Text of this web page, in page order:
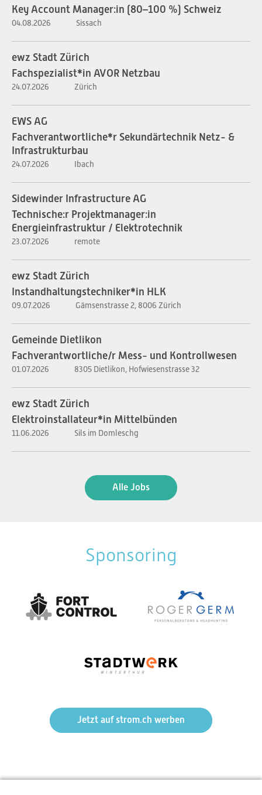
Key Account Manager:in (80–100 %) Schweiz
04.08.2026 Sissach
ewz Stadt Zürich
Fachspezialist*in AVOR Netzbau
24.07.2026 Zürich
EWS AG
Fachverantwortliche*r Sekundärtechnik Netz- &
Infrastrukturbau
24.07.2026 Ibach
Sidewinder Infrastructure AG
Technische:r Projektmanager:in
Energieinfrastruktur / Elektrotechnik
23.07.2026 remote
ewz Stadt Zürich
Instandhaltungstechniker*in HLK
09.07.2026 Gämsenstrasse 2, 8006 Zürich
Gemeinde Dietlikon
Fachverantwortliche/r Mess- und Kontrollwesen
01.07.2026 8305 Dietlikon, Hofwiesenstrasse 32
ewz Stadt Zürich
Elektroinstallateur*in Mittelbünden
11.06.2026 Sils im Domleschg
Alle Jobs
Sponsoring
Jetzt auf strom.ch werben